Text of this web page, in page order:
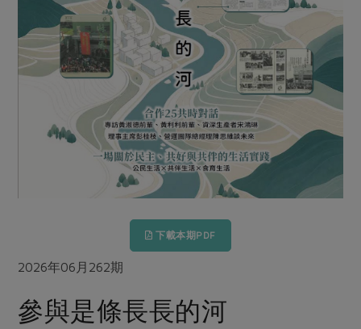
肉品・水產
畜產肉類 水產
水畜加工品
調理食材・點心
調味醬料/南北貨 烘焙
沖泡飲品
家庭清潔 織品
料理方式
主題食譜
當季產品
傳到心坎裡，誠心又澎派
合作25-經典快閃最後一週
合作25-精選產品第四彈
更多當季產品
主婦聯盟X樂齡網特約優惠案
更多議題活動
樂齡生活 親子食育
廚房瑜伽
惜食
非基改運動 支持本土農糧
能源議題
食農教育
更多議題
生活者e週報
員工與求才
產品檢驗
檢驗報告
選舉專區
下載本期PDF
2026年06月262期
參與是條長長的河